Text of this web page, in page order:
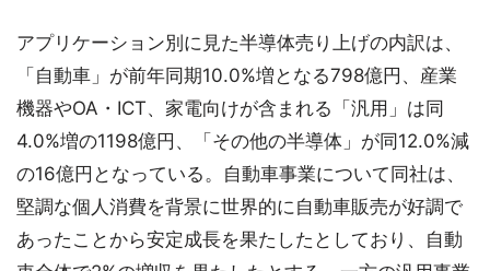
アプリケーション別に見た半導体売り上げの内訳は、
「自動車」が前年同期10.0%増となる798億円、産業
機器やOA・ICT、家電向けが含まれる「汎用」は同
4.0%増の1198億円、「その他の半導体」が同12.0%減
の16億円となっている。自動車事業について同社は、
堅調な個人消費を背景に世界的に自動車販売が好調で
あったことから安定成長を果たしたとしており、自動